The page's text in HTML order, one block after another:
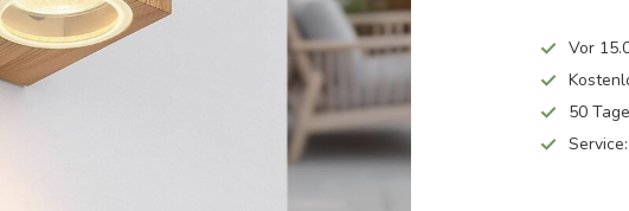
Vor
50